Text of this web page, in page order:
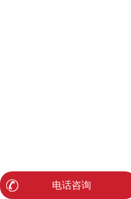
电话咨询